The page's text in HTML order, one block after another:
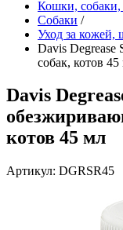
Кошки,
Собаки /
Уход за кожей,
Davis
собак, котов
Davis
котов 45 мл
Артикул: DGRSR45